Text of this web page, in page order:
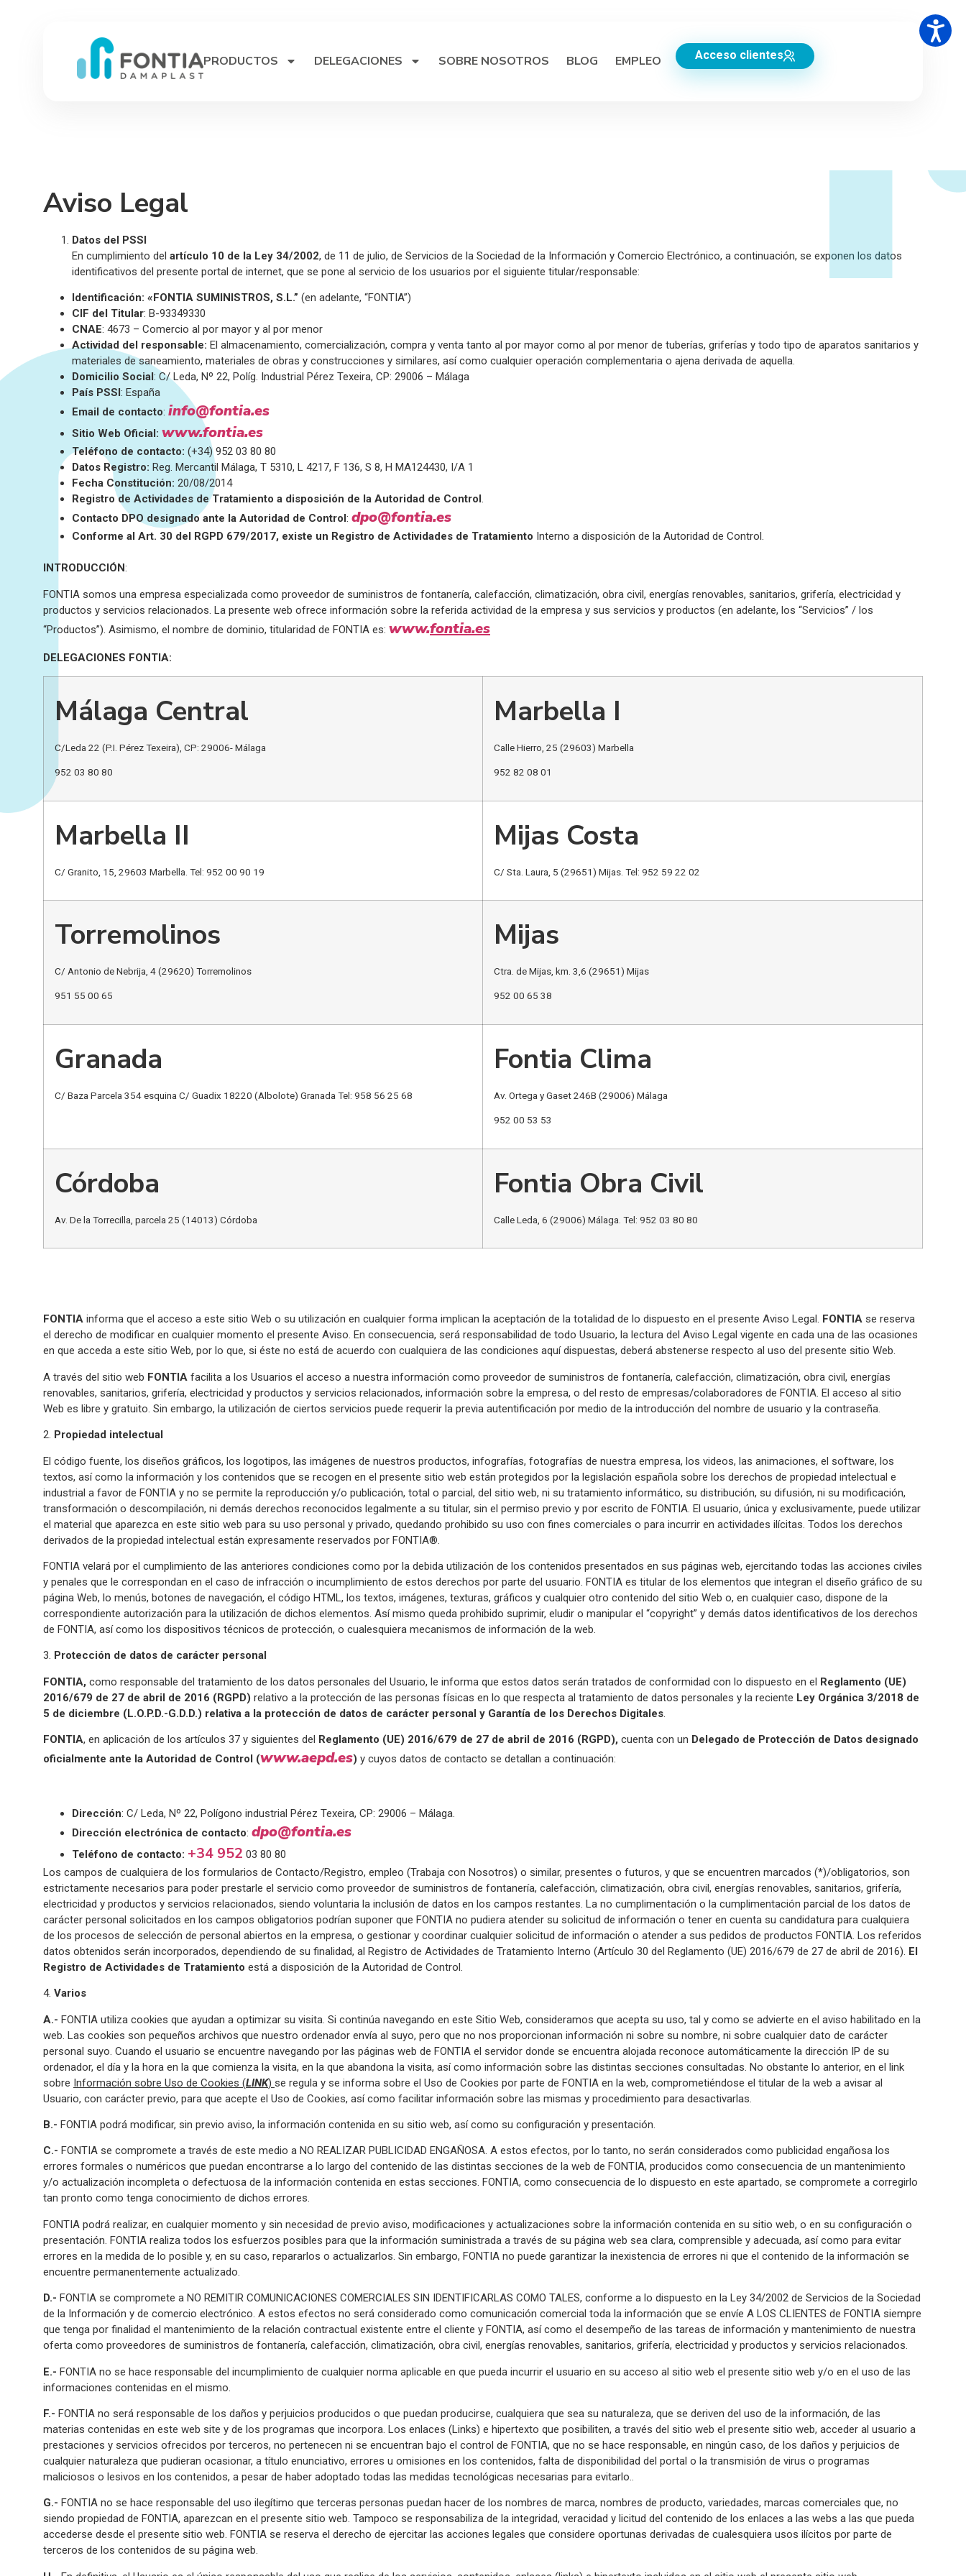
PRODUCTOS DELEGACIONES SOBRE NOSOTROS BLOG EMPLEO Acceso clientes
Aviso Legal
Datos del PSSI
En cumplimiento del artículo 10 de la Ley 34/2002, de 11 de julio, de Servicios de la Sociedad de la Información y Comercio Electrónico, a continuación, se exponen los datos
identificativos del presente portal de internet, que se pone al servicio de los usuarios por el siguiente titular/responsable:
Identificación: «FONTIA SUMINISTROS, S.L.” (en adelante, “FONTIA”)
CIF del Titular: B-93349330
CNAE: 4673 – Comercio al por mayor y al por menor
Actividad del responsable: El almacenamiento, comercialización, compra y venta tanto al por mayor como al por menor de tuberías, griferías y todo tipo de aparatos sanitarios y
materiales de saneamiento, materiales de obras y construcciones y similares, así como cualquier operación complementaria o ajena derivada de aquella.
Domicilio Social : C/ Leda, Nº 22, Políg. Industrial Pérez Texeira, CP: 29006 – Málaga
País PSSI : España
Email de contacto: info@fontia.es
Sitio Web Oficial: www.fontia.es
Teléfono de contacto: (+34) 952 03 80 80
Datos Registro: Reg. Mercantil Málaga, T 5310, L 4217, F 136, S 8, H MA124430, I/A 1
Fecha Constitución: 20/08/2014
Registro de Actividades de Tratamiento a disposición de la Autoridad de Control .
Contacto DPO designado ante la Autoridad de Control : dpo@fontia.es
Conforme al Art. 30 del RGPD 679/2017, existe un Registro de Actividades de Tratamiento Interno a disposición de la Autoridad de Control.
INTRODUCCIÓN:
FONTIA somos una empresa especializada como proveedor de suministros de fontanería, calefacción, climatización, obra civil, energías renovables, sanitarios, grifería, electricidad y
productos y servicios relacionados. La presente web ofrece información sobre la referida actividad de la empresa y sus servicios y productos (en adelante, los “Servicios” / los
“Productos”). Asimismo, el nombre de dominio, titularidad de FONTIA es: www.fontia.es
DELEGACIONES FONTIA:
Málaga Central
C/Leda 22 (P.I. Pérez Texeira), CP: 29006- Málaga
952 03 80 80
Marbella I
Calle Hierro, 25 (29603) Marbella
952 82 08 01
Marbella II
C/ Granito, 15, 29603 Marbella. Tel: 952 00 90 19
Mijas Costa
C/ Sta. Laura, 5 (29651) Mijas. Tel: 952 59 22 02
Torremolinos
C/ Antonio de Nebrija, 4 (29620) Torremolinos
951 55 00 65
Mijas
Ctra. de Mijas, km. 3,6 (29651) Mijas
952 00 65 38
Granada
C/ Baza Parcela 354 esquina C/ Guadix 18220 (Albolote) Granada Tel: 958 56 25 68
Fontia Clima
Av. Ortega y Gaset 246B (29006) Málaga
952 00 53 53
Córdoba
Av. De la Torrecilla, parcela 25 (14013) Córdoba
Fontia Obra Civil
Calle Leda, 6 (29006) Málaga. Tel: 952 03 80 80
FONTIA informa que el acceso a este sitio Web o su utilización en cualquier forma implican la aceptación de la totalidad de lo dispuesto en el presente Aviso Legal. FONTIA se reserva
el derecho de modificar en cualquier momento el presente Aviso. En consecuencia, será responsabilidad de todo Usuario, la lectura del Aviso Legal vigente en cada una de las ocasiones
en que acceda a este sitio Web, por lo que, si éste no está de acuerdo con cualquiera de las condiciones aquí dispuestas, deberá abstenerse respecto al uso del presente sitio Web.
A través del sitio web FONTIA facilita a los Usuarios el acceso a nuestra información como proveedor de suministros de fontanería, calefacción, climatización, obra civil, energías
renovables, sanitarios, grifería, electricidad y productos y servicios relacionados, información sobre la empresa, o del resto de empresas/colaboradores de FONTIA. El acceso al sitio
Web es libre y gratuito. Sin embargo, la utilización de ciertos servicios puede requerir la previa autentificación por medio de la introducción del nombre de usuario y la contraseña.
2. Propiedad intelectual
El código fuente, los diseños gráficos, los logotipos, las imágenes de nuestros productos, infografías, fotografías de nuestra empresa, los videos, las animaciones, el software, los
textos, así como la información y los contenidos que se recogen en el presente sitio web están protegidos por la legislación española sobre los derechos de propiedad intelectual e
industrial a favor de FONTIA y no se permite la reproducción y/o publicación, total o parcial, del sitio web, ni su tratamiento informático, su distribución, su difusión, ni su modificación,
transformación o descompilación, ni demás derechos reconocidos legalmente a su titular, sin el permiso previo y por escrito de FONTIA. El usuario, única y exclusivamente, puede utilizar
el material que aparezca en este sitio web para su uso personal y privado, quedando prohibido su uso con fines comerciales o para incurrir en actividades ilícitas. Todos los derechos
derivados de la propiedad intelectual están expresamente reservados por FONTIA®.
FONTIA velará por el cumplimiento de las anteriores condiciones como por la debida utilización de los contenidos presentados en sus páginas web, ejercitando todas las acciones civiles
y penales que le correspondan en el caso de infracción o incumplimiento de estos derechos por parte del usuario. FONTIA es titular de los elementos que integran el diseño gráfico de su
página Web, lo menús, botones de navegación, el código HTML, los textos, imágenes, texturas, gráficos y cualquier otro contenido del sitio Web o, en cualquier caso, dispone de la
correspondiente autorización para la utilización de dichos elementos. Así mismo queda prohibido suprimir, eludir o manipular el “copyright” y demás datos identificativos de los derechos
de FONTIA, así como los dispositivos técnicos de protección, o cualesquiera mecanismos de información de la web.
3. Protección de datos de carácter personal
FONTIA, como responsable del tratamiento de los datos personales del Usuario, le informa que estos datos serán tratados de conformidad con lo dispuesto en el Reglamento (UE)
2016/679 de 27 de abril de 2016 (RGPD) relativo a la protección de las personas físicas en lo que respecta al tratamiento de datos personales y la reciente Ley Orgánica 3/2018 de
5 de diciembre (L.O.P.D.-G.D.D.) relativa a la protección de datos de carácter personal y Garantía de los Derechos Digitales.
FONTIA, en aplicación de los artículos 37 y siguientes del Reglamento (UE) 2016/679 de 27 de abril de 2016 (RGPD), cuenta con un Delegado de Protección de Datos designado
oficialmente ante la Autoridad de Control (www.aepd.es) y cuyos datos de contacto se detallan a continuación:
Dirección: C/ Leda, Nº 22, Polígono industrial Pérez Texeira, CP: 29006 – Málaga.
Dirección electrónica de contacto: dpo@fontia.es
Teléfono de contacto: +34 952 03 80 80
Los campos de cualquiera de los formularios de Contacto/Registro, empleo (Trabaja con Nosotros) o similar, presentes o futuros, y que se encuentren marcados (*)/obligatorios, son
estrictamente necesarios para poder prestarle el servicio como proveedor de suministros de fontanería, calefacción, climatización, obra civil, energías renovables, sanitarios, grifería,
electricidad y productos y servicios relacionados, siendo voluntaria la inclusión de datos en los campos restantes. La no cumplimentación o la cumplimentación parcial de los datos de
carácter personal solicitados en los campos obligatorios podrían suponer que FONTIA no pudiera atender su solicitud de información o tener en cuenta su candidatura para cualquiera
de los procesos de selección de personal abiertos en la empresa, o gestionar y coordinar cualquier solicitud de información o atender a sus pedidos de productos FONTIA. Los referidos
datos obtenidos serán incorporados, dependiendo de su finalidad, al Registro de Actividades de Tratamiento Interno (Artículo 30 del Reglamento (UE) 2016/679 de 27 de abril de 2016). El
Registro de Actividades de Tratamiento está a disposición de la Autoridad de Control.
4. Varios
A.- FONTIA utiliza cookies que ayudan a optimizar su visita. Si continúa navegando en este Sitio Web, consideramos que acepta su uso, tal y como se advierte en el aviso habilitado en la
web. Las cookies son pequeños archivos que nuestro ordenador envía al suyo, pero que no nos proporcionan información ni sobre su nombre, ni sobre cualquier dato de carácter
personal suyo. Cuando el usuario se encuentre navegando por las páginas web de FONTIA el servidor donde se encuentra alojada reconoce automáticamente la dirección IP de su
ordenador, el día y la hora en la que comienza la visita, en la que abandona la visita, así como información sobre las distintas secciones consultadas. No obstante lo anterior, en el link
sobre Información sobre Uso de Cookies (LINK) se regula y se informa sobre el Uso de Cookies por parte de FONTIA en la web, comprometiéndose el titular de la web a avisar al
Usuario, con carácter previo, para que acepte el Uso de Cookies, así como facilitar información sobre las mismas y procedimiento para desactivarlas.
B.- FONTIA podrá modificar, sin previo aviso, la información contenida en su sitio web, así como su configuración y presentación.
C.- FONTIA se compromete a través de este medio a NO REALIZAR PUBLICIDAD ENGAÑOSA. A estos efectos, por lo tanto, no serán considerados como publicidad engañosa los
errores formales o numéricos que puedan encontrarse a lo largo del contenido de las distintas secciones de la web de FONTIA, producidos como consecuencia de un mantenimiento
y/o actualización incompleta o defectuosa de la información contenida en estas secciones. FONTIA, como consecuencia de lo dispuesto en este apartado, se compromete a corregirlo
tan pronto como tenga conocimiento de dichos errores.
FONTIA podrá realizar, en cualquier momento y sin necesidad de previo aviso, modificaciones y actualizaciones sobre la información contenida en su sitio web, o en su configuración o
presentación. FONTIA realiza todos los esfuerzos posibles para que la información suministrada a través de su página web sea clara, comprensible y adecuada, así como para evitar
errores en la medida de lo posible y, en su caso, repararlos o actualizarlos. Sin embargo, FONTIA no puede garantizar la inexistencia de errores ni que el contenido de la información se
encuentre permanentemente actualizado.
D.- FONTIA se compromete a NO REMITIR COMUNICACIONES COMERCIALES SIN IDENTIFICARLAS COMO TALES, conforme a lo dispuesto en la Ley 34/2002 de Servicios de la Sociedad
de la Información y de comercio electrónico. A estos efectos no será considerado como comunicación comercial toda la información que se envíe A LOS CLIENTES de FONTIA siempre
que tenga por finalidad el mantenimiento de la relación contractual existente entre el cliente y FONTIA, así como el desempeño de las tareas de información y mantenimiento de nuestra
oferta como proveedores de suministros de fontanería, calefacción, climatización, obra civil, energías renovables, sanitarios, grifería, electricidad y productos y servicios relacionados.
E.- FONTIA no se hace responsable del incumplimiento de cualquier norma aplicable en que pueda incurrir el usuario en su acceso al sitio web el presente sitio web y/o en el uso de las
informaciones contenidas en el mismo.
F.- FONTIA no será responsable de los daños y perjuicios producidos o que puedan producirse, cualquiera que sea su naturaleza, que se deriven del uso de la información, de las
materias contenidas en este web site y de los programas que incorpora. Los enlaces (Links) e hipertexto que posibiliten, a través del sitio web el presente sitio web, acceder al usuario a
prestaciones y servicios ofrecidos por terceros, no pertenecen ni se encuentran bajo el control de FONTIA, que no se hace responsable, en ningún caso, de los daños y perjuicios de
cualquier naturaleza que pudieran ocasionar, a título enunciativo, errores u omisiones en los contenidos, falta de disponibilidad del portal o la transmisión de virus o programas
maliciosos o lesivos en los contenidos, a pesar de haber adoptado todas las medidas tecnológicas necesarias para evitarlo..
G.- FONTIA no se hace responsable del uso ilegítimo que terceras personas puedan hacer de los nombres de marca, nombres de producto, variedades, marcas comerciales que, no
siendo propiedad de FONTIA, aparezcan en el presente sitio web. Tampoco se responsabiliza de la integridad, veracidad y licitud del contenido de los enlaces a las webs a las que pueda
accederse desde el presente sitio web. FONTIA se reserva el derecho de ejercitar las acciones legales que considere oportunas derivadas de cualesquiera usos ilícitos por parte de
terceros de los contenidos de su página web.